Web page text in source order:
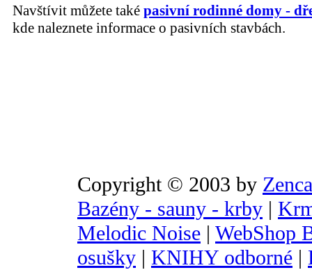
Navštívit můžete také pasivní rodinné domy -
kde naleznete informace o pasivních stavbách.
Copyright © 2003 by
Bazény - sauny - krby |
Melodic Noise | WebShop
osušky | KNIHY odborné |